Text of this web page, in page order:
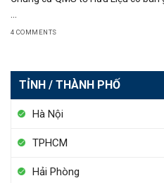
TỈNH / THÀNH PHỐ
Hà Nội
TPHCM
Hải Phòng
...
4 COMMENTS